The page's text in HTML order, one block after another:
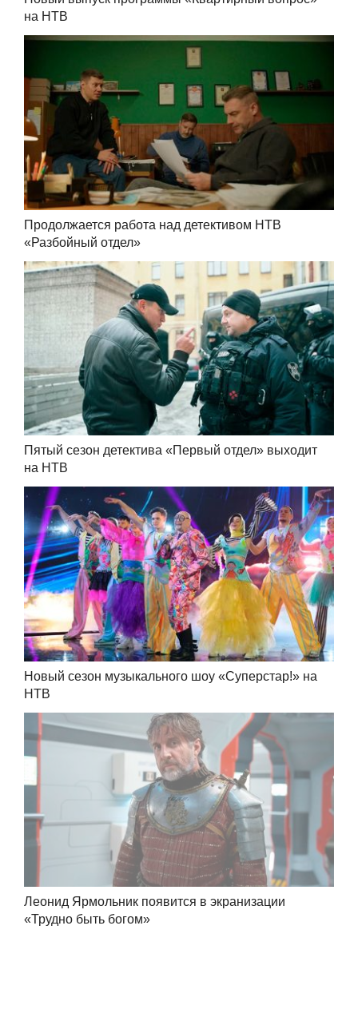
на НТВ
Продолжается работа над детективом НТВ
«Разбойный отдел»
Пятый сезон детектива «Первый отдел» выходит
на НТВ
Новый сезон музыкального шоу «Суперстар!» на
НТВ
Леонид Ярмольник появится в экранизации
«Трудно быть богом»